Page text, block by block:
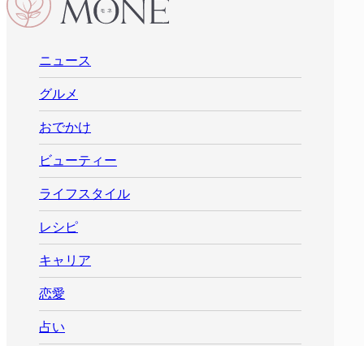
ニュース
グルメ
おでかけ
ビューティー
ライフスタイル
レシピ
キャリア
恋愛
占い